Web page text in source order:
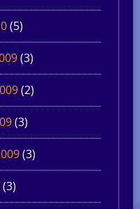
(5)
(3)
(2)
(3)
(3)
(3)